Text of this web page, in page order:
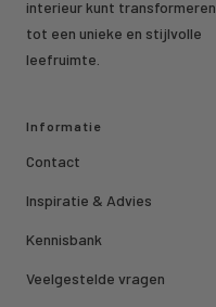
interieur kunt transformeren
tot een unieke en stijlvolle
leefruimte.
Informatie
Contact
Inspiratie & Advies
Kennisbank
Veelgestelde vragen